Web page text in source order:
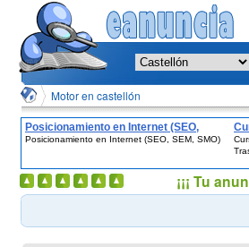
Motor en castellón
Posicionamiento en Internet (SEO,
SEM, SMO)
Posicionamiento en Internet (SEO, SEM, SMO)
¡¡¡ Tu